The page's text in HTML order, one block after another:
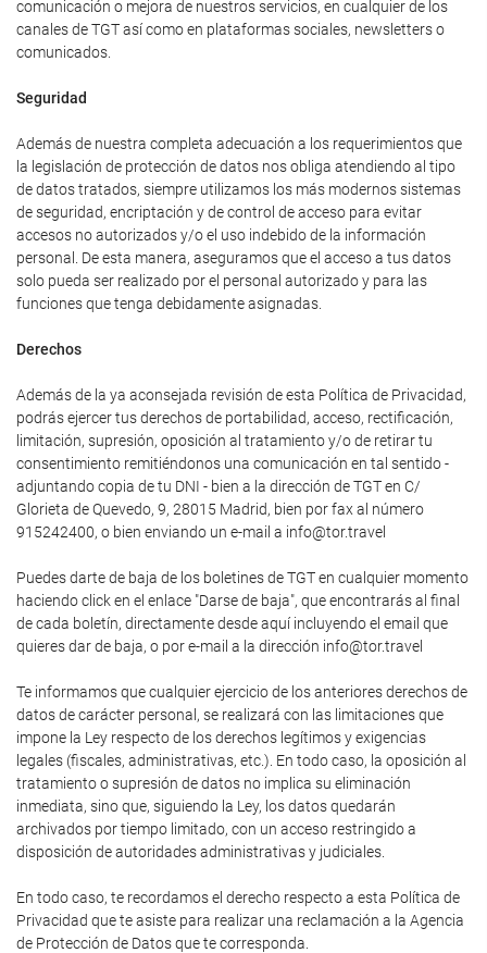
comunicación o mejora de nuestros servicios, en cualquier de los
canales de TGT así como en plataformas sociales, newsletters o
comunicados.
Seguridad
Además de nuestra completa adecuación a los requerimientos que
la legislación de protección de datos nos obliga atendiendo al tipo
de datos tratados, siempre utilizamos los más modernos sistemas
de seguridad, encriptación y de control de acceso para evitar
accesos no autorizados y/o el uso indebido de la información
personal. De esta manera, aseguramos que el acceso a tus datos
solo pueda ser realizado por el personal autorizado y para las
funciones que tenga debidamente asignadas.
Derechos
Además de la ya aconsejada revisión de esta Política de Privacidad,
podrás ejercer tus derechos de portabilidad, acceso, rectificación,
limitación, supresión, oposición al tratamiento y/o de retirar tu
consentimiento remitiéndonos una comunicación en tal sentido -
adjuntando copia de tu DNI - bien a la dirección de TGT en C/
Glorieta de Quevedo, 9, 28015 Madrid, bien por fax al número
915242400, o bien enviando un e-mail a info@tor.travel
Puedes darte de baja de los boletines de TGT en cualquier momento
haciendo click en el enlace "Darse de baja", que encontrarás al final
de cada boletín, directamente desde aquí incluyendo el email que
quieres dar de baja, o por e-mail a la dirección info@tor.travel
Te informamos que cualquier ejercicio de los anteriores derechos de
datos de carácter personal, se realizará con las limitaciones que
impone la Ley respecto de los derechos legítimos y exigencias
legales (fiscales, administrativas, etc.). En todo caso, la oposición al
tratamiento o supresión de datos no implica su eliminación
inmediata, sino que, siguiendo la Ley, los datos quedarán
archivados por tiempo limitado, con un acceso restringido a
disposición de autoridades administrativas y judiciales.
En todo caso, te recordamos el derecho respecto a esta Política de
Privacidad que te asiste para realizar una reclamación a la Agencia
de Protección de Datos que te corresponda.